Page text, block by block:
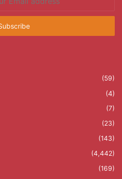
(59)
(4)
(7)
(23)
(143)
(4,442)
(169)